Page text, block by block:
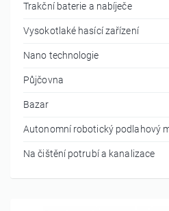
Trakční baterie a nabíječe
Vysokotlaké hasící zařízení
Nano technologie
Půjčovna
Bazar
Autonomní robotický podlahový
Na čištění potrubí a kanalizace